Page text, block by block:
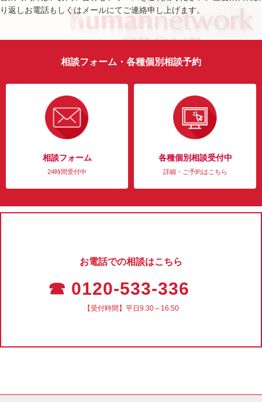
り返しお電話もしくはメールにてご連絡申し上げます。
相談フォーム・各種個別相談予約
相談フォーム
24時間受付中
各種個別相談受付中
詳細・ご予約はこちら
お電話での相談はこちら
☎ 0120-533-336
【受付時間】平日9:30～16:50